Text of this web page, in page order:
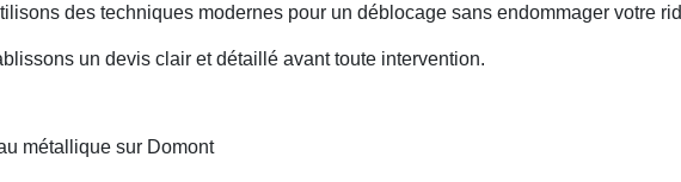
des techniques modernes pour un déblocage sans endommager votre
un devis clair et détaillé avant toute intervention.
métallique sur Domont